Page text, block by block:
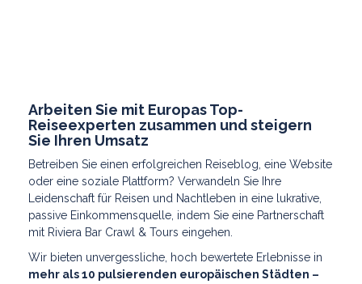
Arbeiten Sie mit Europas Top-
Reiseexperten zusammen und steigern
Sie Ihren Umsatz
Betreiben Sie einen erfolgreichen Reiseblog, eine Website
oder eine soziale Plattform? Verwandeln Sie Ihre
Leidenschaft für Reisen und Nachtleben in eine lukrative,
passive Einkommensquelle, indem Sie eine Partnerschaft
mit Riviera Bar Crawl & Tours eingehen.
Wir bieten unvergessliche, hoch bewertete Erlebnisse in
mehr als 10 pulsierenden europäischen Städten –